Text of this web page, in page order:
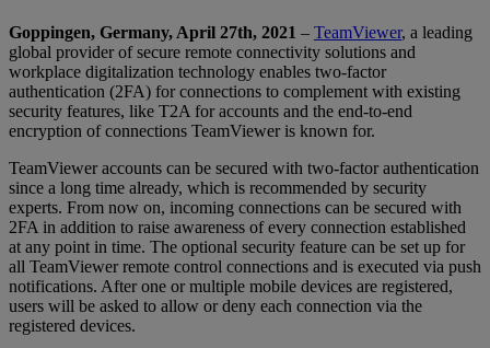
Goppingen, Germany, April 27th, 2021 – TeamViewer, a leading
global provider of secure remote connectivity solutions and
workplace digitalization technology enables two-factor
authentication (2FA) for connections to complement with existing
security features, like T2A for accounts and the end-to-end
encryption of connections TeamViewer is known for.
TeamViewer accounts can be secured with two-factor authentication
since a long time already, which is recommended by security
experts. From now on, incoming connections can be secured with
2FA in addition to raise awareness of every connection established
at any point in time. The optional security feature can be set up for
all TeamViewer remote control connections and is executed via push
notifications. After one or multiple mobile devices are registered,
users will be asked to allow or deny each connection via the
registered devices.